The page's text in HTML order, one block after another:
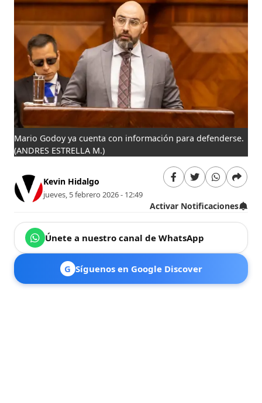
Mario Godoy ya cuenta con información para defenderse.
(ANDRES ESTRELLA M.)
Kevin Hidalgo
jueves, 5 febrero 2026 - 12:49
Activar Notificaciones
Únete a nuestro canal de WhatsApp
G Síguenos en Google Discover